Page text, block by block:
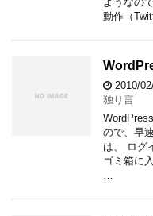
動作（
2010/
独り言
ので、早
は、 ログ
ゴミ箱に